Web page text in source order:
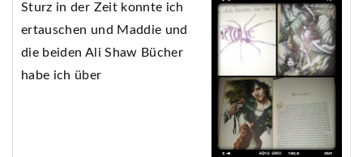
Sturz in der Zeit konnte ich
ertauschen und Maddie und
die beiden Ali Shaw Bücher
habe ich über